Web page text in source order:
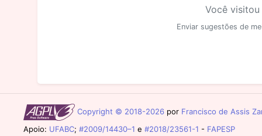
Você
Enviar sugestões de
Copyright © 2018-2026 por Francisco de Assis
Apoio: UFABC; #2009/14430–1 e #2018/23561-1 - FAPESP